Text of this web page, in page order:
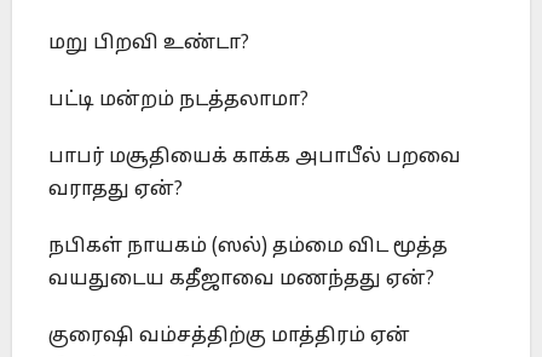
மறு பிறவி உண்டா?
பட்டி மன்றம் நடத்தலாமா?
பாபர் மசூதியைக் காக்க அபாபீல் பறவை
வராதது ஏன்?
நபிகள் நாயகம் (ஸல்) தம்மை விட மூத்த
வயதுடைய கதீஜாவை மணந்தது ஏன்?
குரைஷி வம்சத்திற்கு மாத்திரம் ஏன்